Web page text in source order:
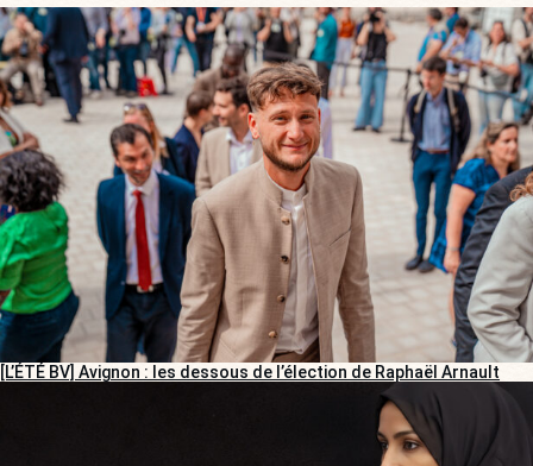
[L’ÉTÉ BV] Avignon : les dessous de l’élection de Raphaël Arnault